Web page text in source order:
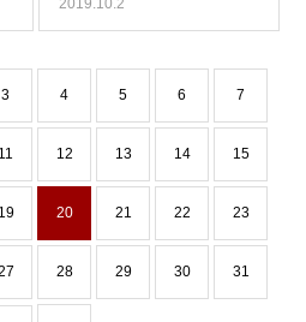
2019.10.2
3 4 5 6 7
11 12 13 14 15
19 20 21 22 23
28 29 30 31